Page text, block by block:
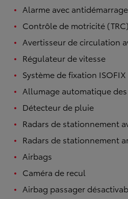
Alarme avec antidémarrage
Contrôle de motricité (TRC)
Avertisseur de circulation
Régulateur de vitesse
Système de fixation ISOFIX
Allumage automatique
Détecteur de pluie
Radars de stationnement
Radars de stationnement
Airbags
Caméra de recul
Airbag passager